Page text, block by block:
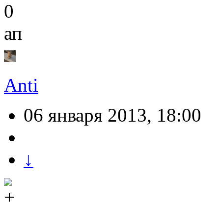
0
ап
Anti
06 января 2013, 18:00
↓